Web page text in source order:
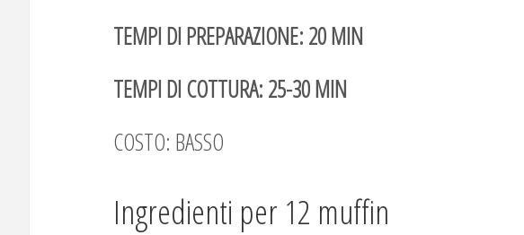
TEMPI DI PREPARAZIONE: 20 MIN
TEMPI DI COTTURA: 25-30 MIN
COSTO: BASSO
Ingredienti per 12 muffin